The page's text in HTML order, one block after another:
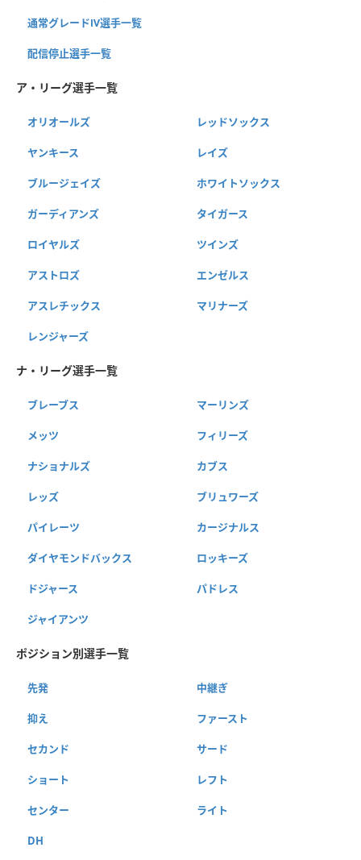
通常グレードⅣ選手一覧
配信停止選手一覧
ア・リーグ選手一覧
オリオールズ レッドソックス
ヤンキース レイズ
ブルージェイズ ホワイトソックス
ガーディアンズ タイガース
ロイヤルズ ツインズ
アストロズ エンゼルス
アスレチックス マリナーズ
レンジャーズ
ナ・リーグ選手一覧
ブレーブス マーリンズ
メッツ フィリーズ
ナショナルズ カブス
レッズ ブリュワーズ
パイレーツ カージナルス
ダイヤモンドバックス ロッキーズ
ドジャース パドレス
ジャイアンツ
ポジション別選手一覧
先発 中継ぎ
抑え ファースト
セカンド サード
ショート レフト
センター ライト
DH